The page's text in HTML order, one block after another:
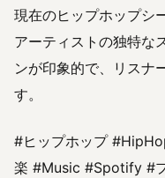
現在のヒップホップシ
アーティストの独特な
ンが印象的で、リスナ
す。
#ヒップホップ
楽 #Music #Spotify #